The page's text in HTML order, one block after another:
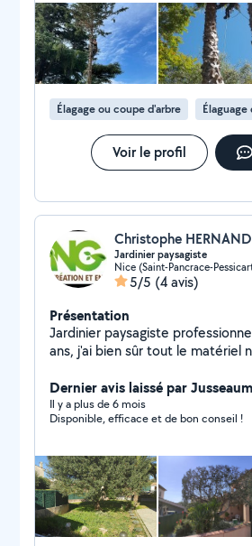
professionnalisme et le résultat est
laissé propre après son passage. Nous
et ferons de nouveau appel à lui avec
recommande sans hésitation !
Élagage ou coupe d'arbre Élaguage
Voir le profil
Jardinier paysagiste
Nice (Saint-Pancrace-
5/5 (4 avis)
Présentation
Jardinier paysagiste
ans, j'ai bien sûr tout le matériel
32/heure plus la déchèterie mais
des forfaits. J'utilise des produits
possible et effectue des tailles
complémentaires ou prise de
d'effectuer un devis gratuit. Hernandez Christophe
Nice garden
Dernier avis laissé par
Il y a plus de 6 mois
Disponible, efficace et de bon conseil !